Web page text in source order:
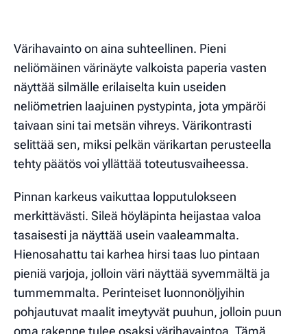
Värihavainto on aina suhteellinen. Pieni
neliömäinen värinäyte valkoista paperia vasten
näyttää silmälle erilaiselta kuin useiden
neliömetrien laajuinen pystypinta, jota ympäröi
taivaan sini tai metsän vihreys. Värikontrasti
selittää sen, miksi pelkän värikartan perusteella
tehty päätös voi yllättää toteutusvaiheessa.
Pinnan karkeus vaikuttaa lopputulokseen
merkittävästi. Sileä höyläpinta heijastaa valoa
tasaisesti ja näyttää usein vaaleammalta.
Hienosahattu tai karhea hirsi taas luo pintaan
pieniä varjoja, jolloin väri näyttää syvemmältä ja
tummemmalta. Perinteiset luonnonöljyihin
pohjautuvat maalit imeytyvät puuhun, jolloin puun
oma rakenne tulee osaksi värihavaintoa. Tämä